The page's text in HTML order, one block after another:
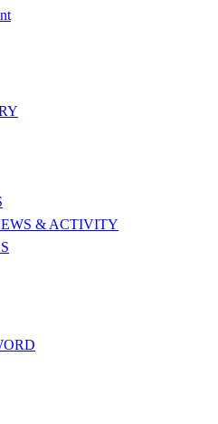
& ACTIVITY